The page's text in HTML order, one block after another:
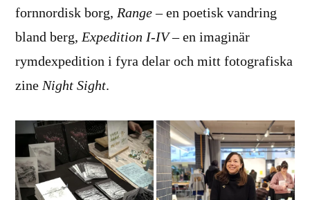
fornnordisk borg, Range– en poetisk vandring
bland berg,Expedition I-IV– en imaginär
rymdexpedition i fyra delar och mitt fotografiska
zine Night Sight.